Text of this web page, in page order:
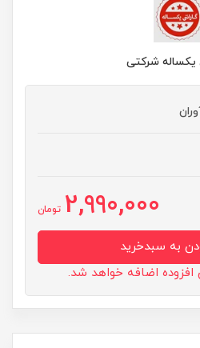
یکساله شرکتی
2,990,000 تومان